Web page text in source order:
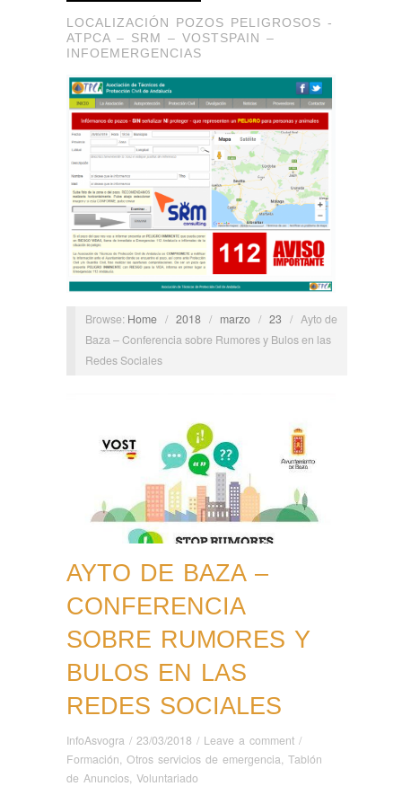
LOCALIZACIÓN POZOS PELIGROSOS -
ATPCA – SRM – VOSTSPAIN –
INFOEMERGENCIAS
Browse: Home / 2018 / marzo / 23 / Ayto de
Baza – Conferencia sobre Rumores y Bulos en las
Redes Sociales
AYTO DE BAZA –
CONFERENCIA
SOBRE RUMORES Y
BULOS EN LAS
REDES SOCIALES
InfoAsvogra / 23/03/2018 / Leave a comment /
Formación Otros servicios de emergencia Tablón
de Anuncios Voluntariado